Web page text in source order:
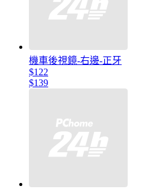
機車後視鏡-右邊-正牙
$122
$139